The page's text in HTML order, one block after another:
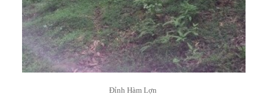
Đỉnh Hàm Lợn